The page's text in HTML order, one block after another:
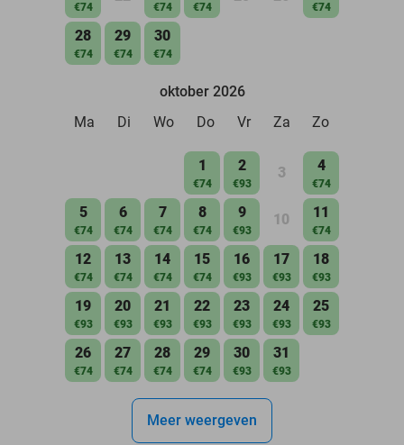
€74 €74 €74 €74
28
€74
29
€74
30
€74
oktober 2026
Ma
Di Wo Do Vr Za Zo
1
€74
2
€93
3 4
€74
5
€74
6
€74
7
€74
8
€74
9
€93
10 11
€74
12
€74
13
€74
14
€74
15
€74
16
€93
17
€93
18
€93
19
€93
20
€93
21
€93
22
€93
23
€93
24
€93
25
€93
26
€74
27
€74
28
€74
29
€74
30
€93
31
€93
Meer weergeven